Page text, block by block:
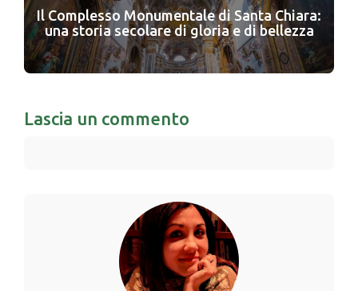
Il Complesso Monumentale di Santa Chiara:
una storia secolare di gloria e di bellezza
Lascia un commento